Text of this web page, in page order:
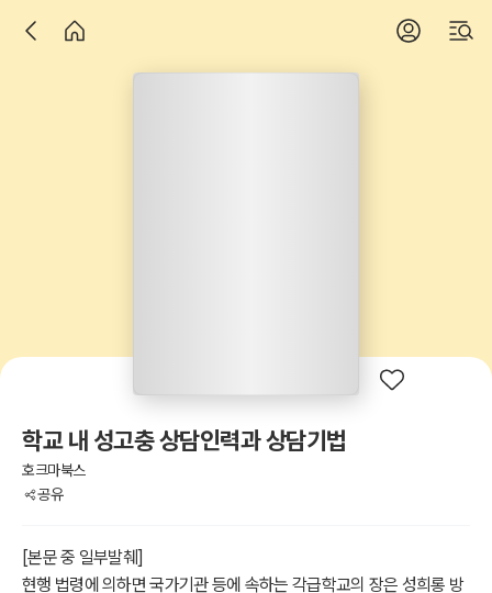
학교 내 성고충 상담인력과 상담기법
호크마북스
공유
[본문 중 일부발췌]
현행 법령에 의하면 국가기관 등에 속하는 각급학교의 장은 성희롱 방